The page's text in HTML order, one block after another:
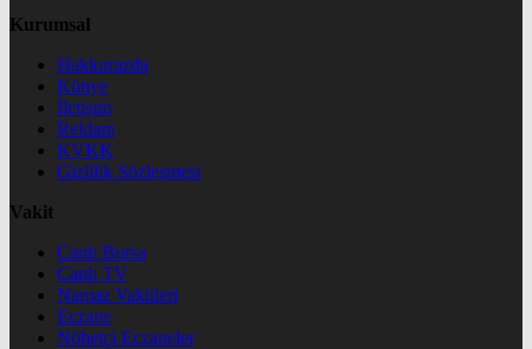
Kurumsal
Hakkımızda
Künye
İletişim
Reklam
KVKK
Gizlilik Sözleşmesi
Vakit
Canlı Borsa
Canlı TV
Namaz Vakitleri
Eczane
Nöbetçi Eczaneler